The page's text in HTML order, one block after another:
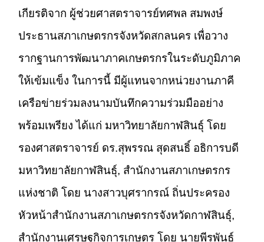
เกียรติจาก ผู้ช่วยศาสตราจารย์ทศพล สมพงษ์
ประธานสภาเกษตรกรจังหวัดสกลนคร เพื่อวาง
รากฐานการพัฒนาภาคเกษตรกรในระดับภูมิภาค
ให้เข้มแข็ง ในการนี้ มีผู้แทนจากหน่วยงานภาคี
เครือข่ายร่วมลงนามบันทึกความร่วมมืออย่าง
พร้อมเพรียง ได้แก่ มหาวิทยาลัยกาฬสินธุ์ โดย
รองศาสตราจารย์ ดร.สุพรรณ สุดสนธิ์ อธิการบดี
มหาวิทยาลัยกาฬสินธุ์, สำนักงานสภาเกษตรกร
แห่งชาติ โดย นางสาวบุศรากรณ์ ถิ่นประครอง
หัวหน้าสำนักงานสภาเกษตรกรจังหวัดกาฬสินธุ์,
สำนักงานเศรษฐกิจการเกษตร โดย นายพีรพันธ์